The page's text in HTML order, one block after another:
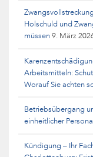
Holschuld und
müssen 9. März
Arbeitsmitteln:
Worauf Sie achten
Betriebsübergang
einheitlicher
Kündigung – Ihr